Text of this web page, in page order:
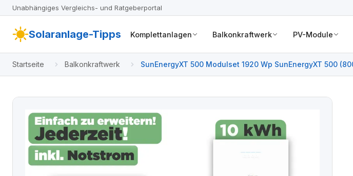
Unabhängiges Vergleichs- und Ratgeberportal
Solaranlage-Tipps Komplettanlagen Balkonkraftwerk PV-Module
Startseite Balkonkraftwerk SunEnergyXT 500 Modulset 1920 Wp SunEnergyXT 500